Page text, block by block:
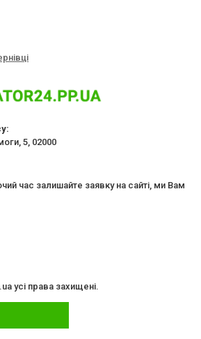
5, 02000
час залишайте заявку на сайті, ми Вам
усі права захищені.